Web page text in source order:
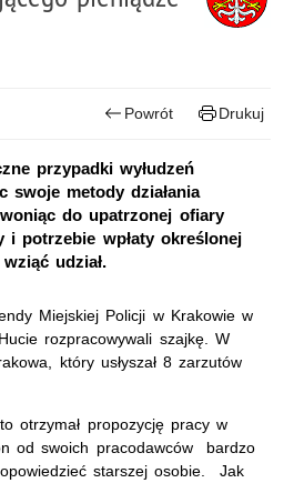
Powrót Drukuj
przypadki wyłudzeń
metody działania
do upatrzonej ofiary
potrzebie wpłaty określonej
udział.
Miejskiej Policji w Krakowie w
rozpracowywali szajkę. W
który usłyszał 8 zarzutów
otrzymał propozycję pracy w
od swoich pracodawców bardzo
starszej osobie. Jak